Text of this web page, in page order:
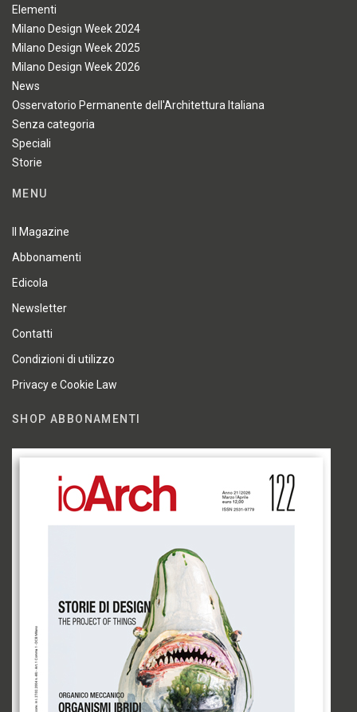
Elementi
Milano Design Week 2024
Milano Design Week 2025
Milano Design Week 2026
News
Osservatorio Permanente dell'Architettura Italiana
Senza categoria
Speciali
Storie
MENU
Il Magazine
Abbonamenti
Edicola
Newsletter
Contatti
Condizioni di utilizzo
Privacy e Cookie Law
SHOP ABBONAMENTI